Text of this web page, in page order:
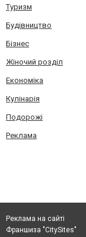
Туризм
Будівництво
Бізнес
Жіночий розділ
Економіка
Кулінарія
Подорожі
Реклама
Реклама на сайті
Франшиза "CitySites"